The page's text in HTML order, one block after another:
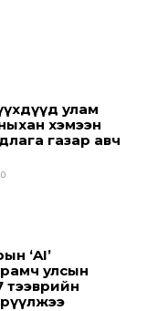
улам
хэмээн
газар авч
‘AI’
улсын
тээврийн